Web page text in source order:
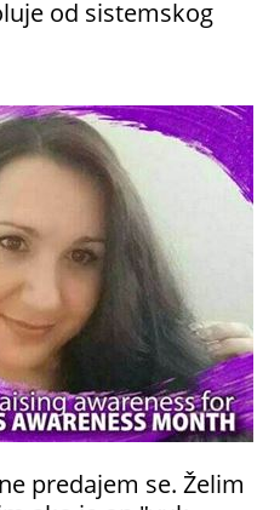
od sistemskog
predajem se. Želim